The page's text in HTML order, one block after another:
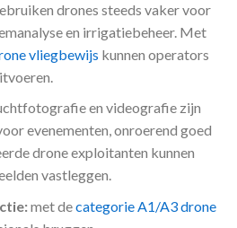
drones steeds vaker voor
en irrigatiebeheer. Met
vliegbewijs kunnen operators
en videografie zijn
evenementen, onroerend goed
drone exploitanten kunnen
vastleggen.
met decategorie A1/A3 drone